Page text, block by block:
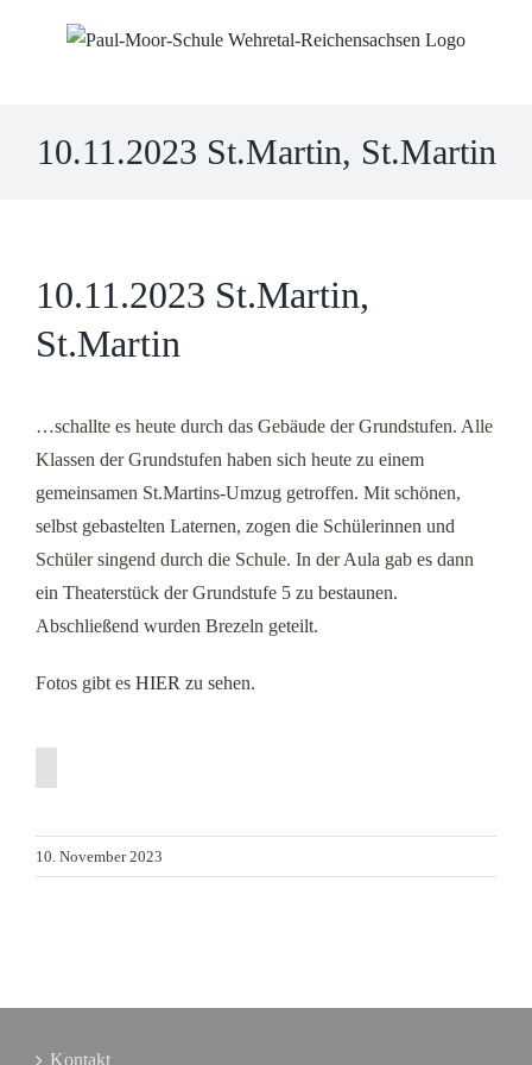
10.11.2023 St.Martin, St.Martin
10.11.2023 St.Martin,
St.Martin
…schallte es heute durch das Gebäude der Grundstufen. Alle
Klassen der Grundstufen haben sich heute zu einem
gemeinsamen St.Martins-Umzug getroffen. Mit schönen,
selbst gebastelten Laternen, zogen die Schülerinnen und
Schüler singend durch die Schule. In der Aula gab es dann
ein Theaterstück der Grundstufe 5 zu bestaunen.
Abschließend wurden Brezeln geteilt.
Fotos gibt es HIER zu sehen.
10. November 2023
Kontakt